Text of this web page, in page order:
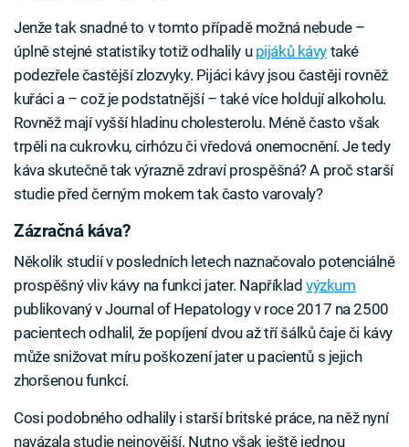
Jenže tak snadné to v tomto případě možná nebude –
úplně stejné statistiky totiž odhalily u pijáků kávy také
podezřele častější zlozvyky. Pijáci kávy jsou častěji rovněž
kuřáci a – což je podstatnější – také více holdují alkoholu.
Rovněž mají vyšší hladinu cholesterolu. Méně často však
trpěli na cukrovku, cirhózu či vředová onemocnění. Je tedy
káva skutečně tak výrazně zdraví prospěšná? A proč starší
studie před černým mokem tak často varovaly?
Zázračná káva?
Několik studií v posledních letech naznačovalo potenciálně
prospěšný vliv kávy na funkci jater. Napříkladvýzkum
publikovaný v Journal of Hepatology v roce 2017 na 2500
pacientech odhalil, že popíjení dvou až tří šálků čaje či kávy
může snižovat míru poškození jater u pacientů s jejich
zhoršenou funkcí.
Cosi podobného odhalily i starší britské práce, na něž nyní
navázala studie nejnovější. Nutno však ještě jednou